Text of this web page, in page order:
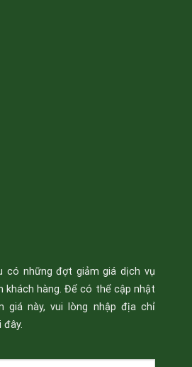
có những đợt giảm giá dịch vụ
khách hàng. Để có thể cập nhật
giá này, vui lòng nhập địa chỉ
đây.